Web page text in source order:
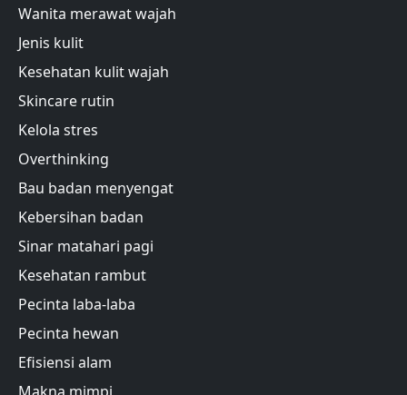
Wanita merawat wajah
Jenis kulit
Kesehatan kulit wajah
Skincare rutin
Kelola stres
Overthinking
Bau badan menyengat
Kebersihan badan
Sinar matahari pagi
Kesehatan rambut
Pecinta laba-laba
Pecinta hewan
Efisiensi alam
Makna mimpi